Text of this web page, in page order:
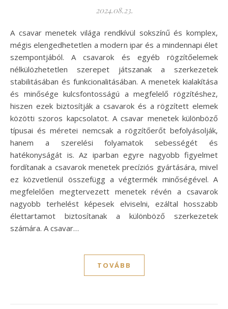
2024.08.23.
A csavar menetek világa rendkívül sokszínű és komplex,
mégis elengedhetetlen a modern ipar és a mindennapi élet
szempontjából. A csavarok és egyéb rögzítőelemek
nélkülözhetetlen szerepet játszanak a szerkezetek
stabilitásában és funkcionalitásában. A menetek kialakítása
és minősége kulcsfontosságú a megfelelő rögzítéshez,
hiszen ezek biztosítják a csavarok és a rögzített elemek
közötti szoros kapcsolatot. A csavar menetek különböző
típusai és méretei nemcsak a rögzítőerőt befolyásolják,
hanem a szerelési folyamatok sebességét és
hatékonyságát is. Az iparban egyre nagyobb figyelmet
fordítanak a csavarok menetek precíziós gyártására, mivel
ez közvetlenül összefügg a végtermék minőségével. A
megfelelően megtervezett menetek révén a csavarok
nagyobb terhelést képesek elviselni, ezáltal hosszabb
élettartamot biztosítanak a különböző szerkezetek
számára. A csavar…
TOVÁBB